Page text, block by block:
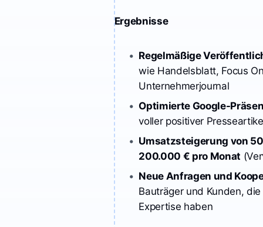
Ergebnisse
Regelmäßige
wie Handelsblatt, Focus
Optimierte Google-
Umsatzsteigerung von
200.000 € pro Monat
Neue Anfragen und
Bauträger und Kunden,